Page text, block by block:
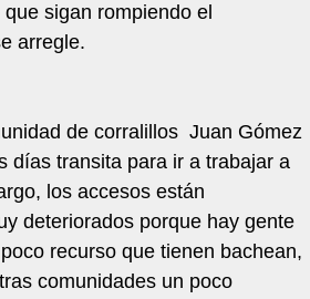
sigan rompiendo el
arregle.
de corralillos Juan Gómez
días transita para ir a trabajar a
los accesos están
deteriorados porque hay gente
recurso que tienen bachean,
comunidades un poco